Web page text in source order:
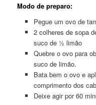
Modo de preparo:
Pegue um ovo de
2 colheres de sopa
suco de ½ limão
Quebre o ovo para
suco de limão.
Bata bem o ovo e
comprimento dos
Deixe agir por 60